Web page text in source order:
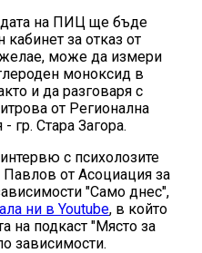
на ПИЦ ще бъде
за отказ от
може да измери
моноксид в
и да разговаря с
от Регионална
гр. Стара Загора.
с психолозите
от Асоциация за
"Само днес",
ни в Youtube, в който
на подкаст "Място за
зависимости.